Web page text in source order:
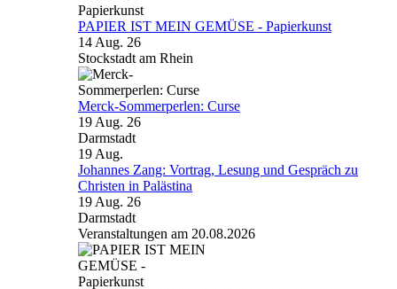
PAPIER IST MEIN GEMÜSE - Papierkunst
14 Aug. 26
Stockstadt am Rhein
Merck-Sommerperlen: Curse
19 Aug. 26
Darmstadt
19 Aug.
Johannes Zang: Vortrag, Lesung und Gespräch zu
Christen in Palästina
19 Aug. 26
Darmstadt
Veranstaltungen am 20.08.2026